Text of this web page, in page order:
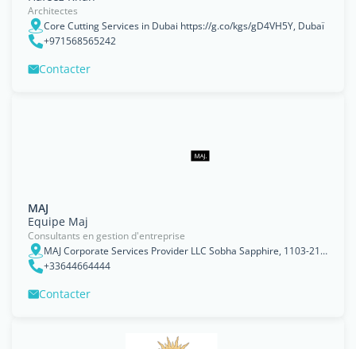
Architectes
Core Cutting Services in Dubai https://g.co/kgs/gD4VH5Y, Dubaï
+971568565242
Contacter
MAJ
Equipe Maj
Consultants en gestion d'entreprise
MAJ Corporate Services Provider LLC Sobha Sapphire, 1103-21 Office, Business bay, Dubai, Dubaï
+33644664444
Contacter